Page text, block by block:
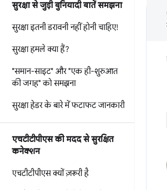
सुरक्षा से जुड़ी बुनियादी बातें समझना
सुरक्षा इतनी डरावनी नहीं होनी चाहिए!
सुरक्षा हमले क्या हैं?
"समान-साइट" और "एक ही-शुरुआत
की जगह" को समझना
सुरक्षा हेडर के बारे में फटाफट जानकारी
एचटीटीपीएस की मदद से सुरक्षित
कनेक्शन
एचटीटीपीएस क्यों ज़रूरी है